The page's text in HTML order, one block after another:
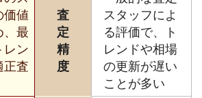
価値
、最
レン
正査
査
定
精
度
スタッフによ
る評価で、ト
レンドや相場
の更新が遅い
ことが多い